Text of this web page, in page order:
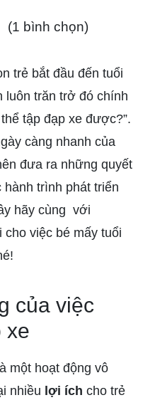
(1 bình chọn)
trẻ bắt đầu đến tuổi
luôn trăn trở đó chính
tập đạp xe được?”.
càng nhanh của
đưa ra những quyết
hành trình phát triển
hãy cùng với
việc bé mấy tuổi
của việc
xe
một hoạt động vô
nhiều lợi ích cho trẻ